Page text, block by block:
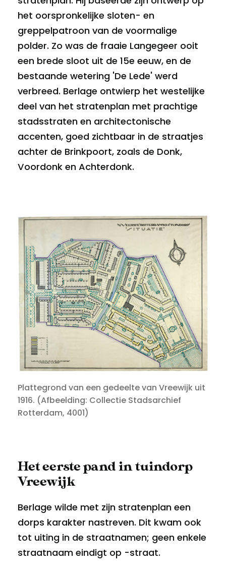
het oorspronkelijke sloten- en
greppelpatroon van de voormalige
polder. Zo was de fraaie Langegeer ooit
een brede sloot uit de 15e eeuw, en de
bestaande wetering 'De Lede' werd
verbreed. Berlage ontwierp het westelijke
deel van het stratenplan met prachtige
stadsstraten en architectonische
accenten, goed zichtbaar in de straatjes
achter de Brinkpoort, zoals de Donk,
Voordonk en Achterdonk.
Plattegrond van een gedeelte van Vreewijk uit
1916. (Afbeelding: Collectie Stadsarchief
Rotterdam, 4001)
Het eerste pand in tuindorp
Vreewijk
Berlage wilde met zijn stratenplan een
dorps karakter nastreven. Dit kwam ook
tot uiting in de straatnamen; geen enkele
straatnaam eindigt op -straat.